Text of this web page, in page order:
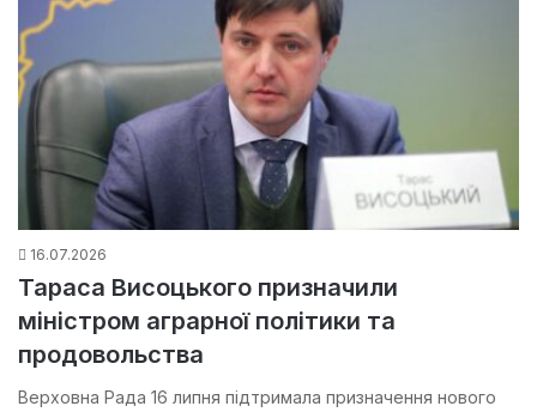
16.07.2026
Тараса Висоцького призначили
міністром аграрної політики та
продовольства
Верховна Рада 16 липня підтримала призначення нового